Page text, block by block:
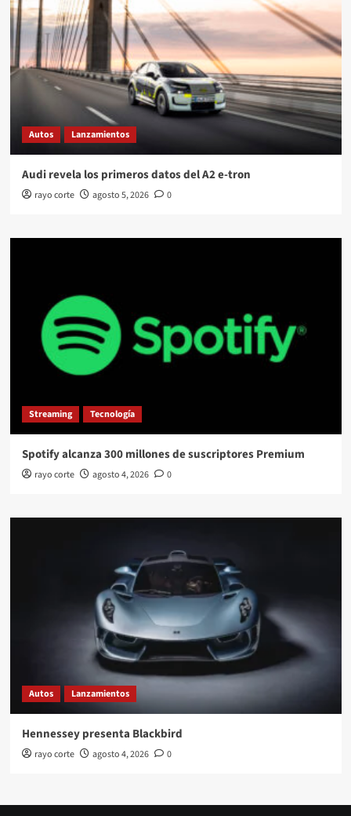
Autos Lanzamientos
Audi revela los primeros datos del A2 e-tron
rayo corte agosto 5, 2026 0
Streaming Tecnología
Spotify alcanza 300 millones de suscriptores Premium
rayo corte agosto 4, 2026 0
Autos Lanzamientos
Hennessey presenta Blackbird
rayo corte agosto 4, 2026 0